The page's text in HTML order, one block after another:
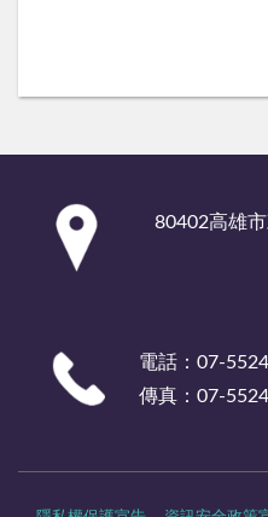
80402高雄
電話：07-
傳真：07-